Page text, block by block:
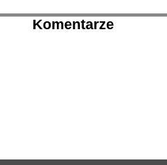
Komentarze